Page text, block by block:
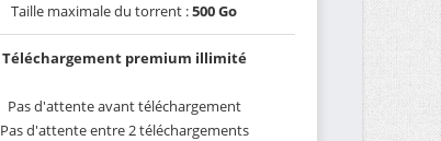
Taille maximale du torrent :500 Go
Téléchargement premium illimité
Pas d'attente avant téléchargement
Pas d'attente entre 2 téléchargements